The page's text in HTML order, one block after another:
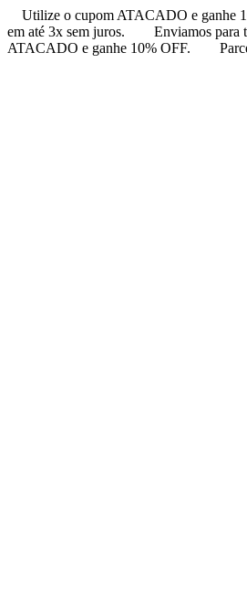
Utilize o cupom ATACADO e ganhe
em até 3x sem juros.
Enviamos para
ATACADO e ganhe 10% OFF.